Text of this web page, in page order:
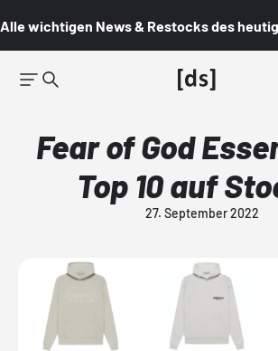
Alle wichtigen News & Restocks des
Fear of God
Top 10 auf
27. September 2022